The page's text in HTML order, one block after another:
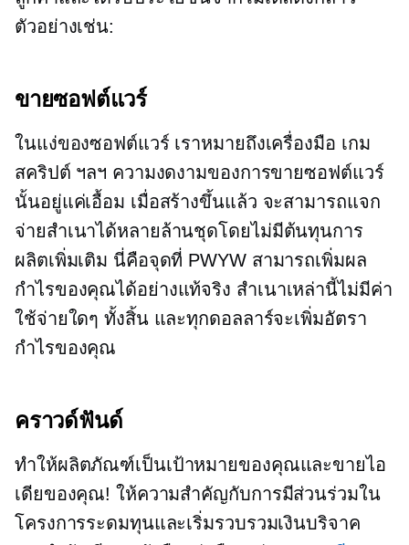
ตัวอย่างเช่น:
ขายซอฟต์แวร์
ในแง่ของซอฟต์แวร์ เราหมายถึงเครื่องมือ เกม
สคริปต์ ฯลฯ ความงดงามของการขายซอฟต์แวร์
นั้นอยู่แค่เอื้อม เมื่อสร้างขึ้นแล้ว จะสามารถแจก
จ่ายสำเนาได้หลายล้านชุดโดยไม่มีต้นทุนการ
ผลิตเพิ่มเติม นี่คือจุดที่ PWYW สามารถเพิ่มผล
กำไรของคุณได้อย่างแท้จริง สำเนาเหล่านี้ไม่มีค่า
ใช้จ่ายใดๆ ทั้งสิ้น และทุกดอลลาร์จะเพิ่มอัตรา
กำไรของคุณ
คราวด์ฟันด์
ทำให้ผลิตภัณฑ์เป็นเป้าหมายของคุณและขายไอ
เดียของคุณ! ให้ความสำคัญกับการมีส่วนร่วมใน
โครงการระดมทุนและเริ่มรวบรวมเงินบริจาค